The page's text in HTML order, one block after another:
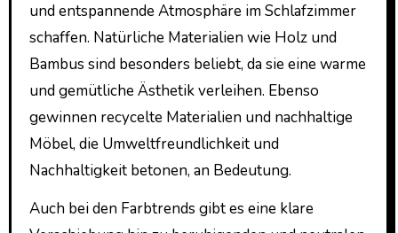
und entspannende Atmosphäre im Schlafzimmer
schaffen. Natürliche Materialien wie Holz und
Bambus sind besonders beliebt, da sie eine warme
und gemütliche Ästhetik verleihen. Ebenso
gewinnen recycelte Materialien und nachhaltige
Möbel, die Umweltfreundlichkeit und
Nachhaltigkeit betonen, an Bedeutung.
Auch bei den Farbtrends gibt es eine klare